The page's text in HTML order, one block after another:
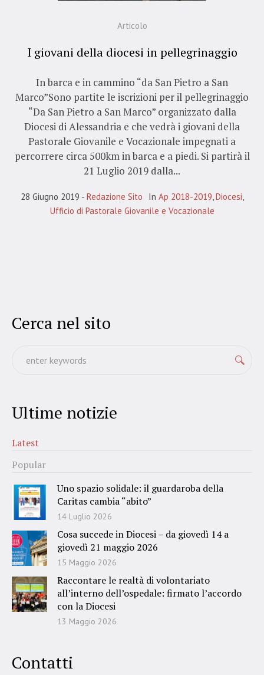
Articolo
I giovani della diocesi in pellegrinaggio
In barca e in cammino “da San Pietro a San
Marco”Sono partite le iscrizioni per il pellegrinaggio
“Da San Pietro a San Marco” organizzato dalla
Diocesi di Alessandria e che vedrà i giovani della
Pastorale Giovanile e Vocazionale impegnati a
percorrere circa 500km in barca e a piedi. Si partirà il
21 Luglio 2019 dalla...
28 Giugno 2019 Redazione Sito In Ap 2018-2019,Diocesi,
Ufficio di Pastorale Giovanile e Vocazionale
Cerca nel sito
Ultime notizie
Latest
Popular
Uno spazio solidale: il guardaroba della
Caritas cambia “abito”
14 Luglio 2026
Cosa succede in Diocesi – da giovedì 14 a
giovedì 21 maggio 2026
15 Maggio 2026
Raccontare le realtà di volontariato
all’interno dell’ospedale: firmato l’accordo
con la Diocesi
13 Maggio 2026
Contatti